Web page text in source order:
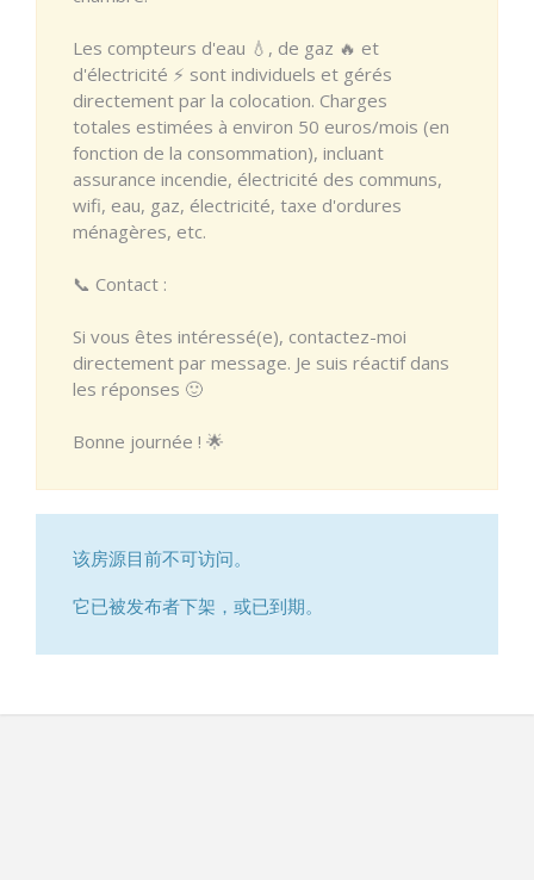
Les compteurs d'eau 💧, de gaz 🔥 et
d'électricité ⚡ sont individuels et gérés
directement par la colocation. Charges
totales estimées à environ 50 euros/mois (en
fonction de la consommation), incluant
assurance incendie, électricité des communs,
wifi, eau, gaz, électricité, taxe d'ordures
ménagères, etc.
📞 Contact :
Si vous êtes intéressé(e), contactez-moi
directement par message. Je suis réactif dans
les réponses 🙂
Bonne journée ! 🌟
该房源目前不可访问。
它已被发布者下架，或已到期。